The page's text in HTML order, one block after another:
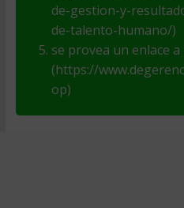
de-gestion-y-
de-talento-humano/)
se provea un enlace
(https://
op)